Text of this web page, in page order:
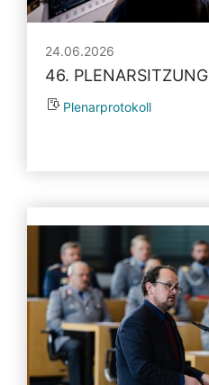
24.06.2026
46. PLENARSITZUNG
Plenarprotokoll